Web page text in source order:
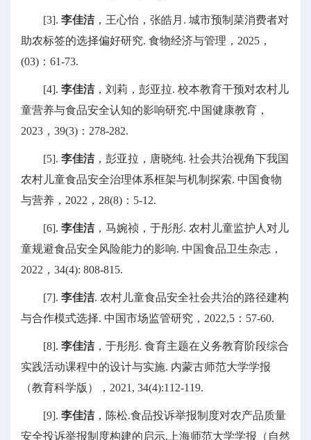
[3]. 李佳洁，王心怡，张皓月. 城市预制菜消费者对
助农标签的选择偏好研究. 食物经济与管理，2025，
(03)：61-73.
[4]. 李佳洁，刘莉，彭亚拉. 校本教育干预对农村儿
童营养与食品安全认知的影响研究.中国健康教育，
2023，39(3)：278-282.
[5]. 李佳洁，彭亚拉，唐晓纯. 社会共治视角下我国
农村儿童食品安全治理体系框架与机制探索. 中国食物
与营养，2022，28(8)：5-12.
[6]. 李佳洁，马婉祯，于彤彤. 农村儿童监护人对儿
童规避食品安全风险能力的影响. 中国食品卫生杂志，
2022，34(4): 808-815.
[7]. 李佳洁. 农村儿童食品安全社会共治的路径建构
与合作模式选择. 中国市场监管研究，2022,5：57-60.
[8]. 李佳洁，于彤彤. 食育主题在义务教育阶段综合
实践活动课程中的设计与实施. 内蒙古师范大学学报
（教育科学版），2021, 34(4):112-119.
[9]. 李佳洁，陈松.食品投诉举报制度对农产品质量
安全投诉举报制度构建的启示.上海师范大学学报（自然